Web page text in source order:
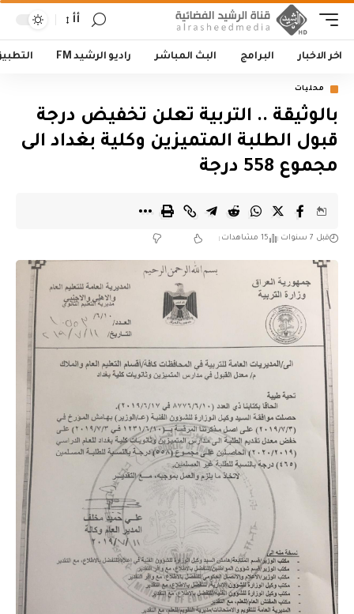
أأ
اخر الاخبار البرامج البث المباشر راديو الرشيد FM
محليات
بالوثيقة .. التربية تعلن تخفيض درجة
قبول الطلبة المتميزين وكلية بغداد الى
مجموع 558 درجة
قبل 7 سنوات 15 مشاهدات